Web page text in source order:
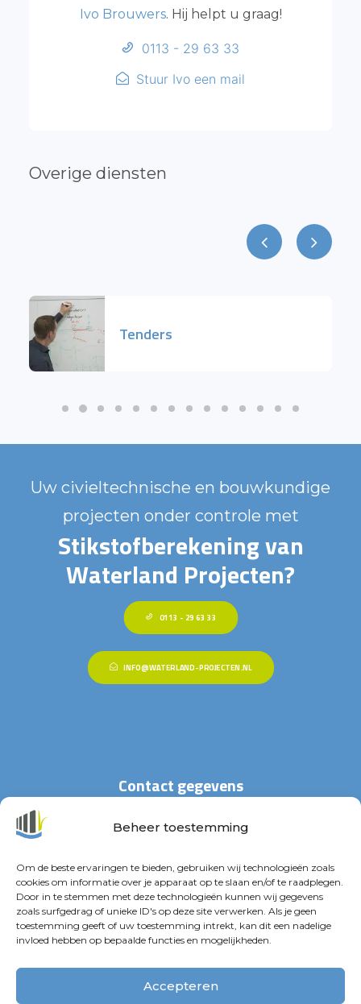
Beheer toestemming
Om de beste ervaringen te bieden, gebruiken wij technologieën zoals
cookies om informatie over je apparaat op te slaan en/of te raadplegen.
Door in te stemmen met deze technologieën kunnen wij gegevens
zoals surfgedrag of unieke ID's op deze site verwerken. Als je geen
toestemming geeft of uw toestemming intrekt, kan dit een nadelige
invloed hebben op bepaalde functies en mogelijkheden.
Accepteren
Ivo Brouwers. Hij helpt u graag!
0113 - 29 63 33
Stuur Ivo een mail
Overige diensten
Tenders
Uw civieltechnische en bouwkundige
projecten onder controle met
Stikstofberekening van
Waterland Projecten?
0113 - 29 63 33
INFO@WATERLAND-PROJECTEN.NL
Contact gegevens
Stationspark 30
+31(0)113 – 29 63 33
info@waterland-projecten.nl